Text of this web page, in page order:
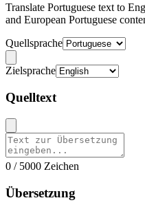
Translate Portuguese text to
and European Portuguese
Quellsprache
Zielsprache
Quelltext
0 / 5000 Zeichen
Übersetzung